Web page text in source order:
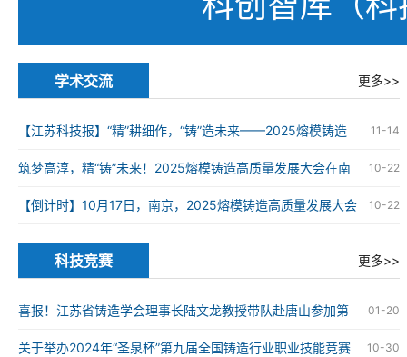
学术交流 更多>>
11-14
【江苏科技报】“精”耕细作，“铸”造未来——2025熔模铸造
高质量发展大会在南京举办 10-22
筑梦高淳，精“铸”未来！2025熔模铸造高质量发展大会在南
京高淳成功举办 10-22
【倒计时】10月17日，南京，2025熔模铸造高质量发展大会
科技竞赛 更多>>
01-20
喜报！江苏省铸造学会理事长陆文龙教授带队赴唐山参加第
九届全国铸造行业职业技能竞赛并获奖 10-30
关于举办2024年“圣泉杯”第九届全国铸造行业职业技能竞赛